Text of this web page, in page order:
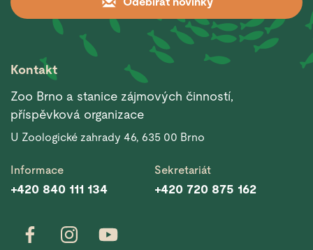
Kontakt
Zoo Brno a stanice zájmových činností,
příspěvková organizace
U Zoologické zahrady 46, 635 00 Brno
Informace
+420 840 111 134
Sekretariát
+420 720 875 162